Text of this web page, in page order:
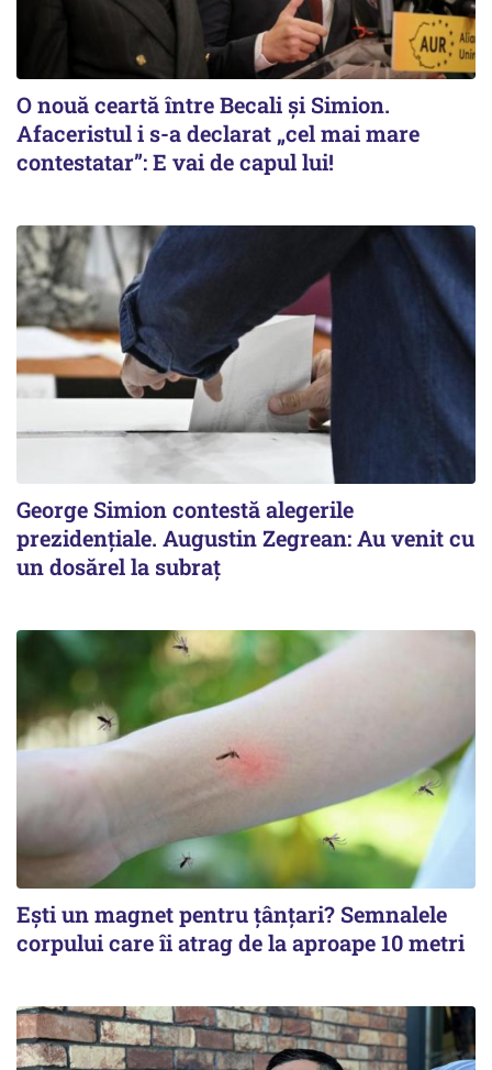
O nouă ceartă între Becali și Simion.
Afaceristul i s-a declarat „cel mai mare
contestatar”: E vai de capul lui!
George Simion contestă alegerile
prezidențiale. Augustin Zegrean: Au venit cu
un dosărel la subraț
Ești un magnet pentru țânțari? Semnalele
corpului care îi atrag de la aproape 10 metri